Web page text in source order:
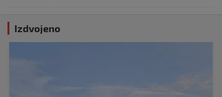
Izdvojeno